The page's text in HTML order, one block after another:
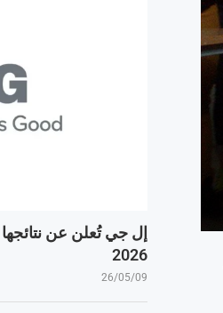
إل جي تُعلن عن نتائجها
2026
26/05/09